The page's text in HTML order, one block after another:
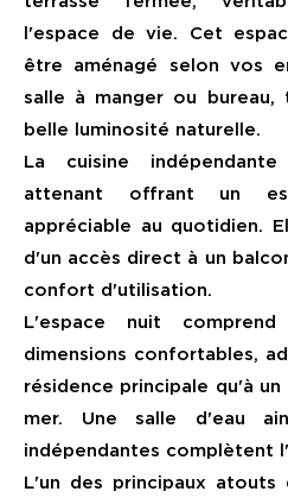
l'espace de vie. Cet
être aménagé selon vos
salle à manger ou
belle luminosité naturelle.
La cuisine
attenant offrant un
appréciable au quotidien.
d'un accès direct à un
confort d'utilisation.
L'espace nuit
dimensions confortables,
résidence principale qu'à
mer. Une salle d'eau
indépendantes complètent
L'un des principaux atouts